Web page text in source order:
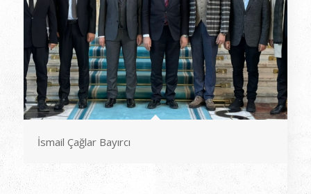
İsmail Çağlar Bayırcı